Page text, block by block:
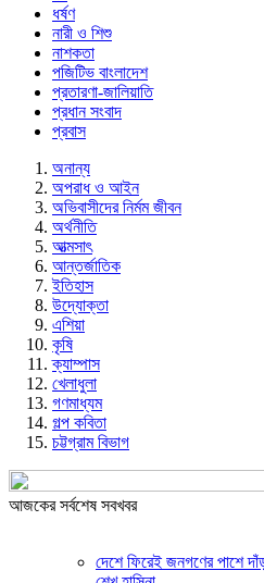
ধর্ষণ
নারী ও শিশু
নাশকতা
পজিটিভ বাংলাদেশ
প্রতারণা-জালিয়াতি
প্রধান সংবাদ
প্রবাস
অনান্য
অপরাধ ও আইন
অভিবাসীদের নির্মম জীবন
অর্থনীতি
আত্মসাৎ
আন্তর্জাতিক
ইতিহাস
উদ্যোক্তা
এশিয়া
কৃষি
ক্যাম্পাস
খেলাধুলা
গণমাধ্যম
গল্প ক‌বিতা
চট্টগ্রাম বিভাগ
আজকের সর্বশেষ সবখবর
দেশে ফিরেই জনগণের পাশে